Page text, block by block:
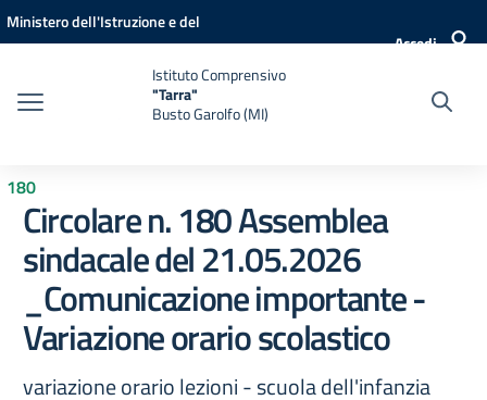
Vai ai contenuti
Vai al menu di navigazione
Vai al footer
Ministero dell'Istruzione e del
Accedi
Istituto Comprensivo
"Tarra"
Busto Garolfo (MI)
180
Circolare n. 180 Assemblea
sindacale del 21.05.2026
_Comunicazione importante -
Variazione orario scolastico
variazione orario lezioni - scuola dell'infanzia